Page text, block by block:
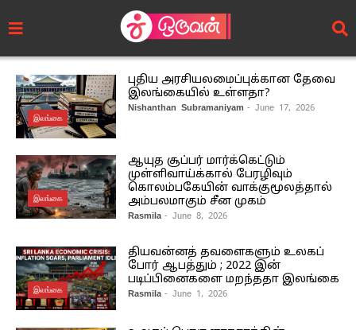
இலங்கை
புதிய அரசியலமைப்புக்கான தேவை
இலங்கையில் உள்ளதா?
Nishanthan Subramaniyam - June 17, 2026
இலங்கை
ஆயுத சூப்பர் மார்க்கெட்டும்
முள்ளிவாய்க்கால் பேரழிவும்
கொலம்பகேயின் வாக்குமூலத்தால்
அம்பலமாகும் சீன முகம்
Rasmila - June 8, 2026
இலங்கை
தியவன்னத் தவளைகளும் உலகப்
போர் ஆபத்தும் ; 2022 இன்
படிப்பினைகளை மறந்ததா இலங்கை
Rasmila - June 1, 2026